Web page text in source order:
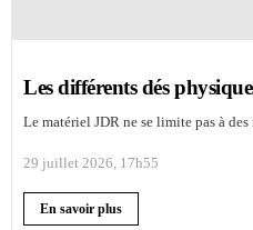
Les différents dés
Le matériel JDR ne se limite pas à
29 juillet 2026, 17h55
En savoir plus